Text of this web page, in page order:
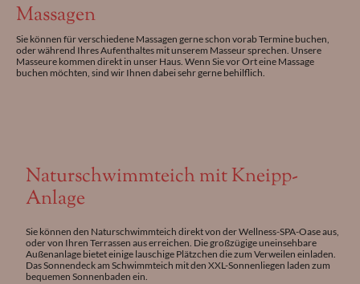
Massagen
Sie können für verschiedene Massagen gerne schon vorab Termine buchen,
oder während Ihres Aufenthaltes mit unserem Masseur sprechen. Unsere
Masseure kommen direkt in unser Haus. Wenn Sie vor Ort eine Massage
buchen möchten, sind wir Ihnen dabei sehr gerne behilflich.
Naturschwimmteich mit Kneipp-
Anlage
Sie können den Naturschwimmteich direkt von der Wellness-SPA-Oase aus,
oder von Ihren Terrassen aus erreichen. Die großzügige uneinsehbare
Außenanlage bietet einige lauschige Plätzchen die zum Verweilen einladen.
Das Sonnendeck am Schwimmteich mit den XXL-Sonnenliegen laden zum
bequemen Sonnenbaden ein.